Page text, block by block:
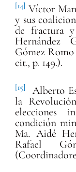
[14] Víctor
y sus
de fractura
Hernández
Gómez
cit., p. 149.).
[15]
Alberto
la
elecciones
condición
Ma. Aidé
Rafael Gó